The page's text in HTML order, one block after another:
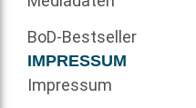
BoD-Bestseller
IMPRESSUM
Impressum